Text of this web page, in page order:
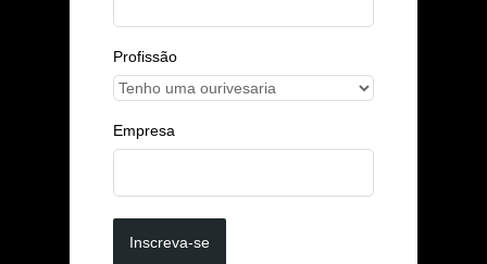
Profissão
Empresa
Inscreva-se